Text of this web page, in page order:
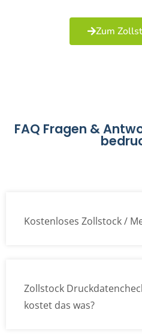
Zum
FAQ Fragen &
Kostenloses Zollstock /
Zollstock
kostet das was?